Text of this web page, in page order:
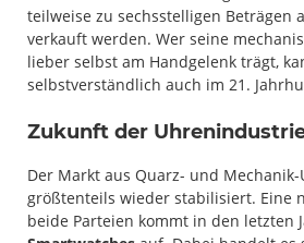
teilweise zu sechsstelligen Beträgen
verkauft werden. Wer seine
lieber selbst am Handgelenk trägt,
selbstverständlich auch im 21.
Zukunft der
Der Markt aus Quarz- und
größtenteils wieder stabilisiert. Eine
beide Parteien kommt in den letzten